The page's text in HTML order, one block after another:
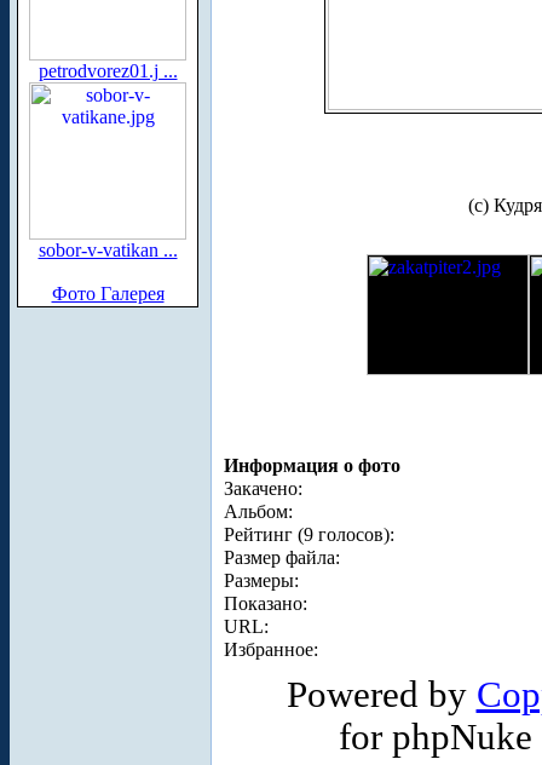
petrodvorez01.j ...
sobor-v-vatikan ...
Фото Галерея
(с)
Информация о фото
Закачено:
Альбом:
Рейтинг (9 голосов):
Размер файла:
Размеры:
Показано:
URL:
Избранное:
Powered by
for